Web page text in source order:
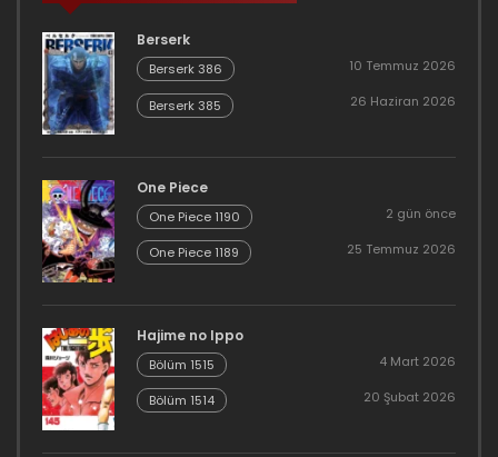
Berserk
Berserk 386 10 Temmuz 2026
Berserk 385 26 Haziran 2026
One Piece
One Piece 1190 2 gün önce
One Piece 1189 25 Temmuz 2026
Hajime no Ippo
Bölüm 1515 4 Mart 2026
Bölüm 1514 20 Şubat 2026